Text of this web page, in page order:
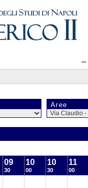
...
Aree
09
30
10
00
10
30
11
00